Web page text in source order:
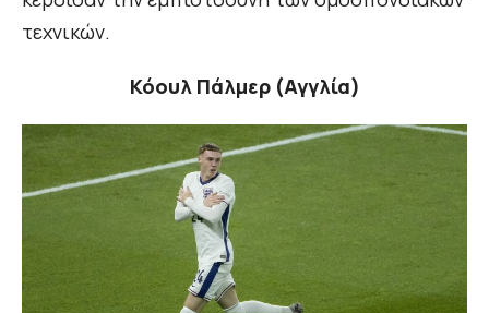
τεχνικών.
Κόουλ Πάλμερ (Αγγλία)